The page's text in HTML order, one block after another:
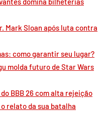
Mark Sloan após luta contra
como garantir seu lugar?
molda futuro de Star Wars
BBB 26 com alta rejeição
relato da sua batalha